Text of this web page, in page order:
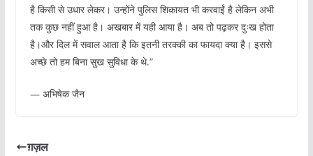
है किसी से उधार लेकर। उन्होंने पुलिस शिकायत भी करवाईं है लेकिन अभी
तक कुछ नहीं हुआ है। अखबार में यही आया है। अब तो पढ़कर दुःख होता
है।और दिल में सवाल आता है कि इतनी तरक्की का फायदा क्या है। इससे
अच्छे तो हम बिना सुख सुविधा के थे.”
— अभिषेक जैन
ग़ज़ल